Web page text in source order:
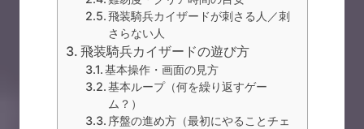
飛装騎兵カイザードが刺さる人／刺
さらない人
飛装騎兵カイザードの遊び方
基本操作・画面の見方
基本ループ（何を繰り返すゲー
ム？）
序盤の進め方（最初にやることチェ